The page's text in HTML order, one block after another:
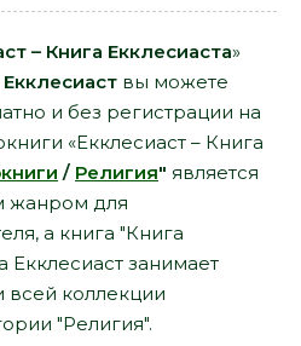
– Книга Екклесиаста»
Екклесиаст вы можете
и без регистрации на
«Екклесиаст – Книга
/ Религия" является
жанром для
а книга "Книга
Екклесиаст занимает
всей коллекции
"Религия".